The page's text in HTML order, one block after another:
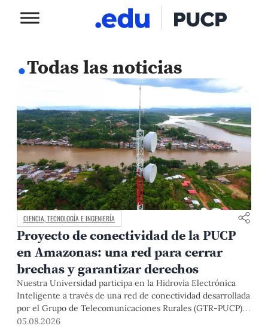
.Todas las noticias
CIENCIA, TECNOLOGÍA E INGENIERÍA
Proyecto de conectividad de la PUCP
en Amazonas: una red para cerrar
brechas y garantizar derechos
Nuestra Universidad participa en la Hidrovía Electrónica
Inteligente a través de una red de conectividad desarrollada
por el Grupo de Telecomunicaciones Rurales (GTR-PUCP)
desde el 2018. En esta nota repasamos cómo ha sido el
05.08.2026